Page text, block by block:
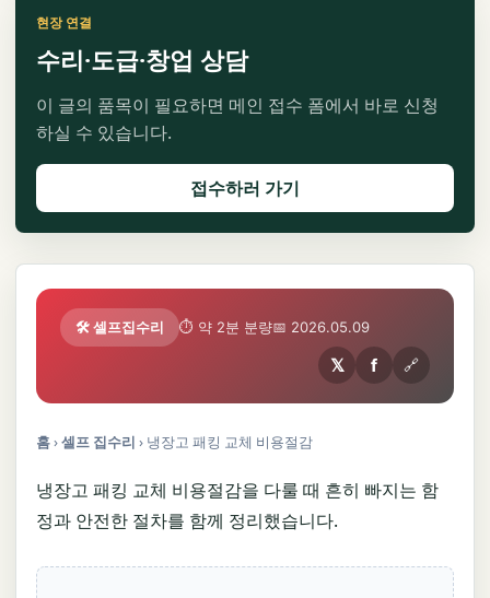
현장 연결
수리·도급·창업 상담
이 글의 품목이 필요하면 메인 접수 폼에서 바로 신청
하실 수 있습니다.
접수하러 가기
🛠️ 셀프집수리 ⏱ 약 2분 분량📅 2026.05.09
𝕏 f 🔗
홈›셀프 집수리 › 냉장고 패킹 교체 비용절감
냉장고 패킹 교체 비용절감을 다룰 때 흔히 빠지는 함
정과 안전한 절차를 함께 정리했습니다.